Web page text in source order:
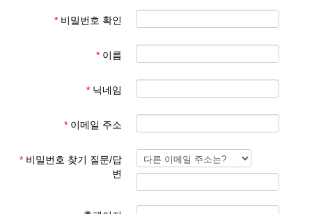
한글학교 회원이 아닌 분들이 특정한 사유로 홈페이지를 이용하기
파리한글학교 홈페이지 관리자
* 비밀번호 확인
* 이름
* 닉네임
* 이메일 주소
* 비밀번호 찾기 질문/답
변